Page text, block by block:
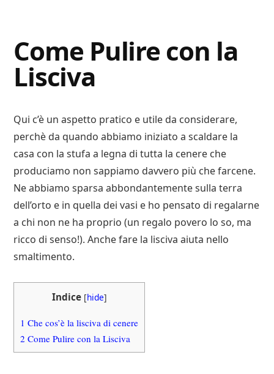
Advisory
Come Pulire con la
Lisciva
Qui c’è un aspetto pratico e utile da considerare,
perchè da quando abbiamo iniziato a scaldare la
casa con la stufa a legna di tutta la cenere che
produciamo non sappiamo davvero più che farcene.
Ne abbiamo sparsa abbondantemente sulla terra
dell’orto e in quella dei vasi e ho pensato di regalarne
a chi non ne ha proprio (un regalo povero lo so, ma
ricco di senso!). Anche fare la lisciva aiuta nello
smaltimento.
Indice [hide]
1 Che cos’è la lisciva di cenere
2 Come Pulire con la Lisciva